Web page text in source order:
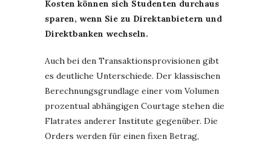
Kosten können sich Studenten durchaus
sparen, wenn Sie zu Direktanbietern und
Direktbanken wechseln.
Auch bei den Transaktionsprovisionen gibt
es deutliche Unterschiede. Der klassischen
Berechnungsgrundlage einer vom Volumen
prozentual abhängigen Courtage stehen die
Flatrates anderer Institute gegenüber. Die
Orders werden für einen fixen Betrag,